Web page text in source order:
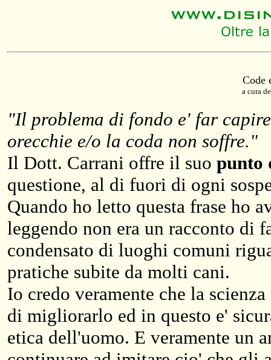
Code
a cura
"Il problema di fondo e' far
orecchie e/o la coda non soffre."
Il Dott. Carrani offre il suo punto
questione, al di fuori di ogni
Quando ho letto questa frase ho
leggendo non era un racconto di
condensato di luoghi comuni
pratiche subite da molti cani.
Io credo veramente che la
di migliorarlo ed in questo e'
etica dell'uomo. E veramente un